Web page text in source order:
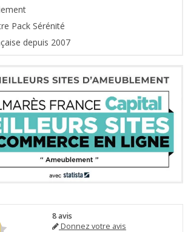
Pack Sérénité
depuis 2007
8avis
Donnez votre avis